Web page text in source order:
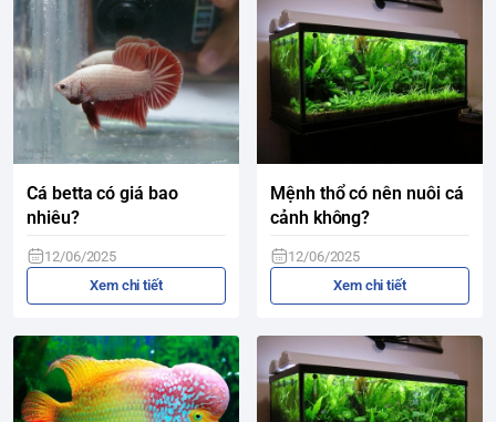
Cá betta có giá bao
nhiêu?
12/06/2025
Xem chi tiết
Mệnh thổ có nên nuôi cá
cảnh không?
12/06/2025
Xem chi tiết